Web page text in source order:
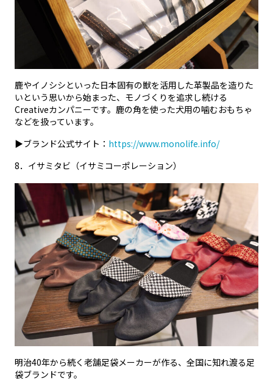
鹿やイノシシといった日本固有の獣を活用した革製品を造りた
いという思いから始まった、モノづくりを追求し続ける
Creativeカンパニーです。鹿の角を使った犬用の噛むおもちゃ
などを扱っています。
▶ブランド公式サイト： https://www.monolife.info/
8．イサミタビ（イサミコーポレーション）
明治40年から続く老舗足袋メーカーが作る、全国に知れ渡る足
袋ブランドです。